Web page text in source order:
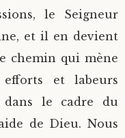
le Seigneur
et il en devient
chemin qui mène
efforts et labeurs
dans le cadre du
de Dieu. Nous